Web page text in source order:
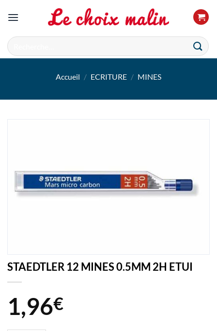
Recherche
pour :
Accueil / ECRITURE / MINES
STAEDTLER 12 MINES 0.5MM 2H ETUI
1,96€